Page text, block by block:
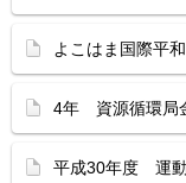
よこはま国際平
4年 資源循環局
平成30年度 運